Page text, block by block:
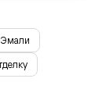
Эмали